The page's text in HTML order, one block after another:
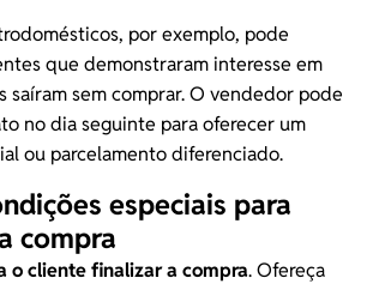
por exemplo, pode
que demonstraram interesse em
saíram sem comprar. O vendedor pode
no dia seguinte para oferecer um
ou parcelamento diferenciado.
especiais para
compra
o cliente finalizar a compra. Ofereça